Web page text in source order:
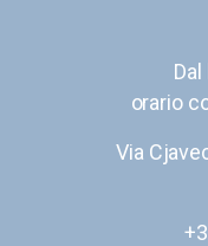
orario
Via